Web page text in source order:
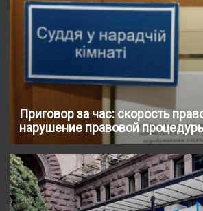
Приговор за час: скорость
нарушение правовой